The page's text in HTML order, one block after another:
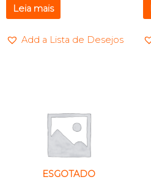
Leia mais
Add a Lista de Desejos
ESGOTADO